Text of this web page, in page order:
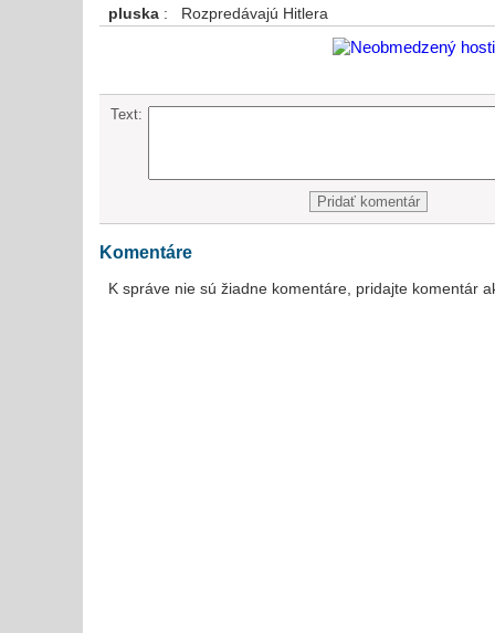
pluska : Rozpredávajú Hitlera
Text:
Komentáre
K správe nie sú žiadne komentáre, pridajte komentár